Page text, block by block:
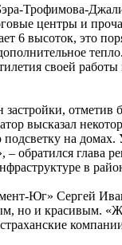
Трофимова-
центры и
6 высоток, это
своей
отметив
высказал
на
обратился глава
в
Юг» Сергей
но и